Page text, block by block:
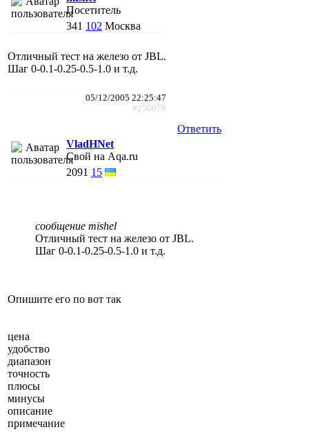
Посетитель
341 102 Москва
Отличный тест на железо от JBL.
Шаг 0-0.1-0.25-0.5-1.0 и т.д.
05/12/2005 22:25:47
#256679
Ответить
VladHNet
Свой на Aqa.ru
2091 15
сообщение mishel
Отличный тест на железо от JBL.
Шаг 0-0.1-0.25-0.5-1.0 и т.д.
Опишите его по вот так
цена
удобство
диапазон
точность
плюсы
минусы
описание
примечание